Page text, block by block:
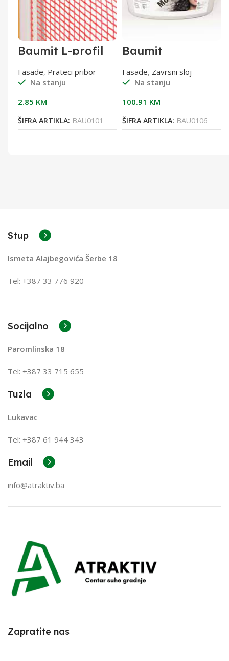
Baumit L-profil
sa mrežicom 2,5
Fasade, Prateci pribor
Na stanju
2.85 KM
ŠIFRA ARTIKLA: BAU0101
Baumit
MosaikTop 1/25
Fasade, Zavrsni sloj
Na stanju
100.91 KM
ŠIFRA ARTIKLA: BAU0106
Stup
Ismeta Alajbegovića Šerbe 18
Tel: +387 33 776 920
Socijalno
Paromlinska 18
Tel: +387 33 715 655
Tuzla
Lukavac
Tel: +387 61 944 343
Email
info@atraktiv.ba
Zapratite nas